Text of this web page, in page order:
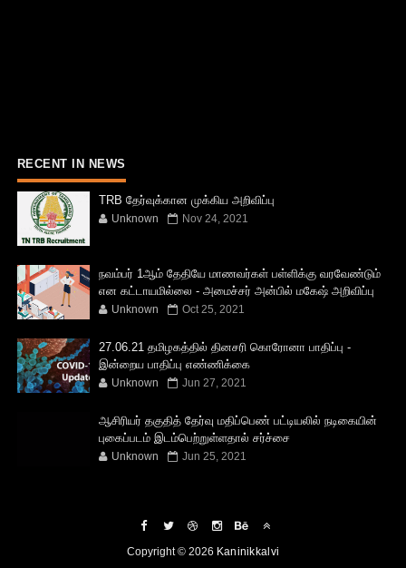
RECENT IN NEWS
TRB தேர்வுக்கான முக்கிய அறிவிப்பு
Unknown Nov 24, 2021
நவம்பர் 1ஆம் தேதியே மாணவர்கள் பள்ளிக்கு வரவேண்டும்
என கட்டாயமில்லை - அமைச்சர் அன்பில் மகேஷ் அறிவிப்பு
Unknown Oct 25, 2021
27.06.21 தமிழகத்தில் தினசரி கொரோனா பாதிப்பு -
இன்றைய பாதிப்பு எண்ணிக்கை
Unknown Jun 27, 2021
ஆசிரியர் தகுதித் தேர்வு மதிப்பெண் பட்டியலில் நடிகையின்
புகைப்படம் இடம்பெற்றுள்ளதால் சர்ச்சை
Unknown Jun 25, 2021
Copyright © 2026 Kaninikkalvi